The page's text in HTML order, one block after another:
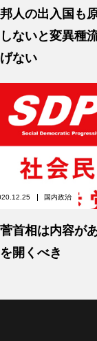
邦人の出入国も
しないと変異種
げない
国内政治
菅首相は内容が
を開くべき